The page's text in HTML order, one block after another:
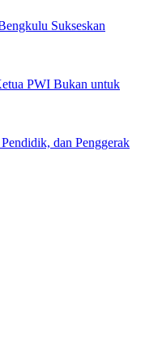
Sukseskan
PWI Bukan untuk
dan Penggerak